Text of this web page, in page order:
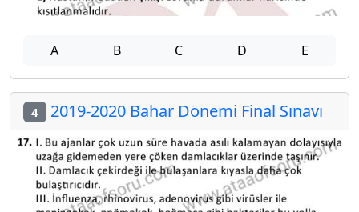
A B C D E
4 2019-2020 Bahar Dönemi Final Sınavı